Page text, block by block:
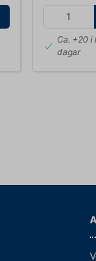
Ca. +20 i
dagar